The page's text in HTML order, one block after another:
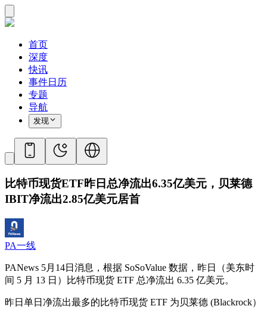
首页
深度
快讯
事件日历
专题
导航
发现
比特币现货ETF昨日总净流出6.35亿美元，贝莱德
IBIT净流出2.85亿美元居首
PA一线
PANews 5月14日消息，根据 SoSoValue 数据，昨日（美东时
间 5 月 13 日）比特币现货 ETF 总净流出 6.35 亿美元。
昨日单日净流出最多的比特币现货 ETF 为贝莱德 (Blackrock）